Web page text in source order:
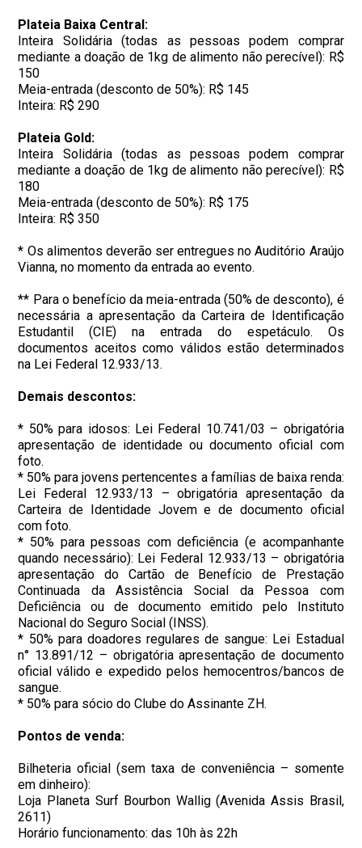
Plateia Baixa Central:
Inteira Solidária (todas as pessoas podem comprar
mediante a doação de 1kg de alimento não perecível): R$
150
Meia-entrada (desconto de 50%): R$ 145
Inteira: R$ 290
Plateia Gold:
Inteira Solidária (todas as pessoas podem comprar
mediante a doação de 1kg de alimento não perecível): R$
180
Meia-entrada (desconto de 50%): R$ 175
Inteira: R$ 350
* Os alimentos deverão ser entregues no Auditório Araújo
Vianna, no momento da entrada ao evento.
** Para o benefício da meia-entrada (50% de desconto), é
necessária a apresentação da Carteira de Identificação
Estudantil (CIE) na entrada do espetáculo. Os
documentos aceitos como válidos estão determinados
na Lei Federal 12.933/13.
Demais descontos:
* 50% para idosos: Lei Federal 10.741/03 – obrigatória
apresentação de identidade ou documento oficial com
foto.
* 50% para jovens pertencentes a famílias de baixa renda:
Lei Federal 12.933/13 – obrigatória apresentação da
Carteira de Identidade Jovem e de documento oficial
com foto.
* 50% para pessoas com deficiência (e acompanhante
quando necessário): Lei Federal 12.933/13 – obrigatória
apresentação do Cartão de Benefício de Prestação
Continuada da Assistência Social da Pessoa com
Deficiência ou de documento emitido pelo Instituto
Nacional do Seguro Social (INSS).
* 50% para doadores regulares de sangue: Lei Estadual
n° 13.891/12 – obrigatória apresentação de documento
oficial válido e expedido pelos hemocentros/bancos de
sangue.
* 50% para sócio do Clube do Assinante ZH.
Pontos de venda:
Bilheteria oficial (sem taxa de conveniência – somente
em dinheiro):
Loja Planeta Surf Bourbon Wallig (Avenida Assis Brasil,
2611)
Horário funcionamento: das 10h às 22h